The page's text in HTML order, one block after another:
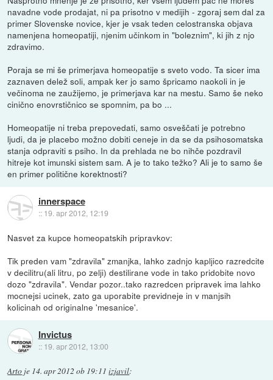
navadne vode prodajat, ni pa prisotno v medijih - zgoraj sem dal za
primer Slovenske novice, kjer je vsak teden celostranska objava
namenjena homeopatiji, njenim učinkom in "boleznim", ki jih z njo
zdravimo.
Poraja se mi še primerjava homeopatije s sveto vodo. Ta sicer ima
zaznaven delež soli, ampak ker jo samo špricamo naokoli in je
večinoma ne zaužijemo, je primerjava kar na mestu. Samo še neko
cinično enovrstičnico se spomnim, pa bo ...
Homeopatije ni treba prepovedati, samo osveščati je potrebno
ljudi, da je placebo možno dobiti ceneje in da se da psihosomatska
stanja odpraviti s psiho. In da prehlada ne bo nihče pozdravil
hitreje kot imunski sistem sam. A je to tako težko? Ali je to samo še
en primer politične korektnosti?
innerspace
:: 19. apr 2012, 12:19
Nasvet za kupce homeopatskih pripravkov:
Tik preden vam "zdravila" zmanjka, lahko zadnjo kapljico razredcite
v decilitru(ali litru, po zelji) destilirane vode in tako pridobite novo
dozo "zdravila". Vendar pozor..tako razredcen pripravek ima lahko
mocnejsi ucinek, zato ga uporabite previdneje in v manjsih
kolicinah od originalne 'mesanice'.
Invictus
:: 19. apr 2012, 13:00
Arto je 14. apr 2012 ob 19:11 izjavil: